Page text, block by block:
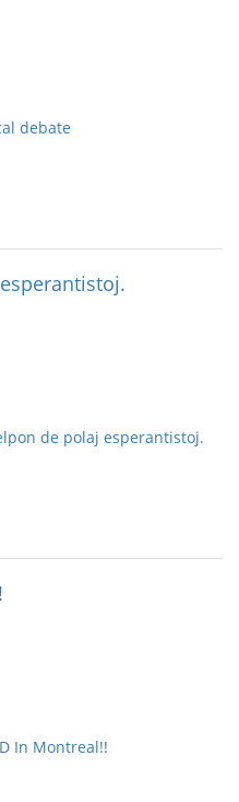
debate
de polaj esperantistoj.
In Montreal!!